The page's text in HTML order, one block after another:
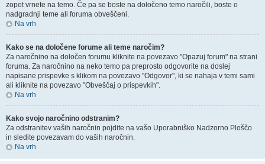
zopet vrnete na temo. Če pa se boste na določeno temo naročili, boste o
nadgradnji teme ali foruma obveščeni.
Na vrh
Kako se na določene forume ali teme naročim?
Za naročnino na določen forumu kliknite na povezavo "Opazuj forum" na strani
foruma. Za naročnino na neko temo pa preprosto odgovorite na doslej
napisane prispevke s klikom na povezavo "Odgovor", ki se nahaja v temi sami
ali kliknite na povezavo "Obveščaj o prispevkih".
Na vrh
Kako svojo naročnino odstranim?
Za odstranitev vaših naročnin pojdite na vašo Uporabniško Nadzorno Ploščo
in sledite povezavam do vaših naročnin.
Na vrh